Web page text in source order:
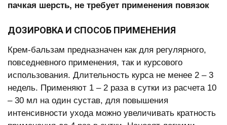
пачкая шерсть, не требует применения повязок
ДОЗИРОВКА И СПОСОБ ПРИМЕНЕНИЯ
Крем-бальзам предназначен как для регулярного,
повседневного применения, так и курсового
использования. Длительность курса не менее 2 – 3
недель. Применяют 1 – 2 раза в сутки из расчета 10
– 30 мл на один сустав, для повышения
интенсивности ухода можно увеличивать кратность